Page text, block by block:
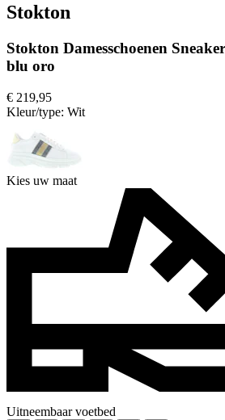
Stokton
Stokton Damesschoenen
blu oro
€ 219,95
Kleur/type: Wit
Kies uw maat
Uitneembaar voetbed